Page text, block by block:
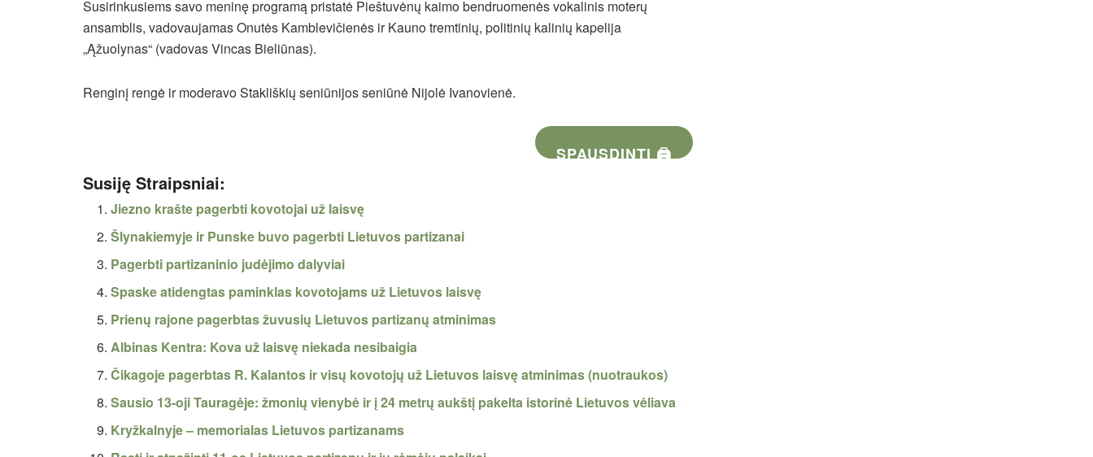
Susirinkusiems savo meninę programą pristatė Pieštuvėnų kaimo bendruomenės vokalinis moterų
ansamblis, vadovaujamas Onutės Kamblevičienės ir Kauno tremtinių, politinių kalinių kapelija
„Ąžuolynas“ (vadovas Vincas Bieliūnas).
Renginį rengė ir moderavo Stakliškių seniūnijos seniūnė Nijolė Ivanovienė.
SPAUSDINTI 🖨
Susiję Straipsniai:
Jiezno krašte pagerbti kovotojai už laisvę
Šlynakiemyje ir Punske buvo pagerbti Lietuvos partizanai
Pagerbti partizaninio judėjimo dalyviai
Spaske atidengtas paminklas kovotojams už Lietuvos laisvę
Prienų rajone pagerbtas žuvusių Lietuvos partizanų atminimas
Albinas Kentra: Kova už laisvę niekada nesibaigia
Čikagoje pagerbtas R. Kalantos ir visų kovotojų už Lietuvos laisvę atminimas (nuotraukos)
Sausio 13-oji Tauragėje: žmonių vienybė ir į 24 metrų aukštį pakelta istorinė Lietuvos vėliava
Kryžkalnyje – memorialas Lietuvos partizanams